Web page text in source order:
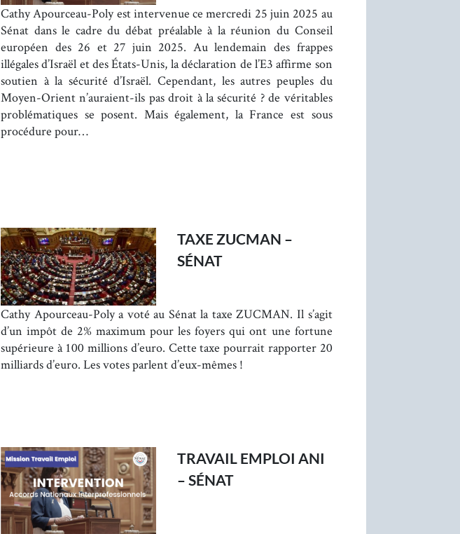
Cathy Apourceau-Poly est intervenue ce mercredi 25 juin 2025 au
Sénat dans le cadre du débat préalable à la réunion du Conseil
européen des 26 et 27 juin 2025. Au lendemain des frappes
illégales d’Israël et des États-Unis, la déclaration de l’E3 affirme son
soutien à la sécurité d’Israël. Cependant, les autres peuples du
Moyen-Orient n’auraient-ils pas droit à la sécurité ? de véritables
problématiques se posent. Mais également, la France est sous
procédure pour…
TAXE ZUCMAN –
SÉNAT
Cathy Apourceau-Poly a voté au Sénat la taxe ZUCMAN. Il s’agit
d’un impôt de 2% maximum pour les foyers qui ont une fortune
supérieure à 100 millions d’euro. Cette taxe pourrait rapporter 20
milliards d’euro. Les votes parlent d’eux-mêmes !
TRAVAIL EMPLOI ANI
– SÉNAT